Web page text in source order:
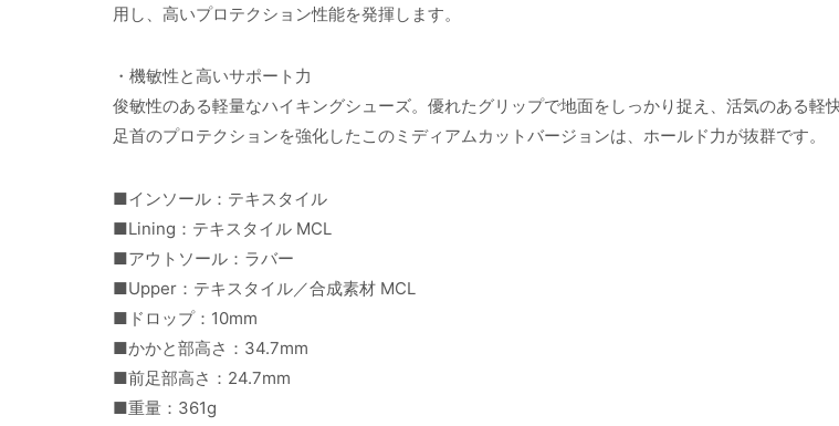
用し、高いプロテクション性能を発揮します。
・機敏性と高いサポート力
俊敏性のある軽量なハイキングシューズ。優れたグリップで地面をしっかり捉え、活気のある軽
足首のプロテクションを強化したこのミディアムカットバージョンは、ホールド力が抜群です。
■インソール：テキスタイル
■Lining：テキスタイル MCL
■アウトソール：ラバー
■Upper：テキスタイル／合成素材 MCL
■ドロップ：10mm
■かかと部高さ：34.7mm
■前足部高さ：24.7mm
■重量：361g